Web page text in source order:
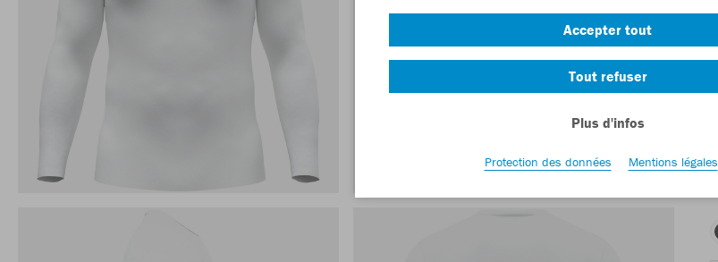
Accepter tout
Tout refuser
Plus d'infos
Protection des données Mentions légales